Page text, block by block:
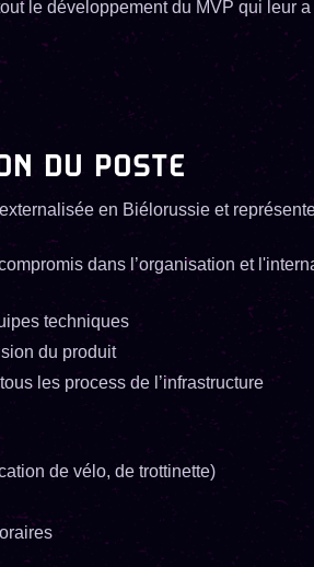
le développement du MVP qui leur
DU POSTE
en Biélorussie et
dans l’organisation et
techniques
du produit
les process de l’infrastructure
de vélo, de trottinette)